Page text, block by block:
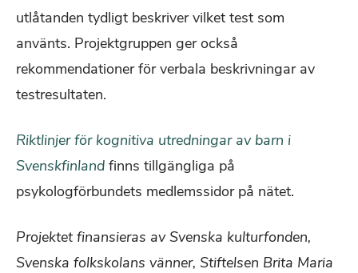
utlåtanden tydligt beskriver vilket test som
använts. Projektgruppen ger också
rekommendationer för verbala beskrivningar av
testresultaten.
Riktlinjer för kognitiva utredningar av barn i
Svenskfinland finns tillgängliga på
psykologförbundets medlemssidor på nätet.
Projektet finansieras av Svenska kulturfonden,
Svenska folkskolans vänner, Stiftelsen Brita Maria